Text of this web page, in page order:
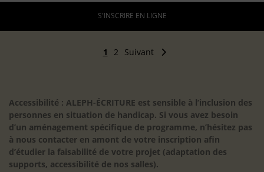
S'INSCRIRE EN LIGNE
1 2 Suivant
Accessibilité : ALEPH-ÉCRITURE est sensible à l’inclusion des
personnes en situation de handicap. Si vous avez besoin
d’un aménagement spécifique de programme, n’hésitez pas
à nous contacter en amont de votre inscription afin
d’étudier la faisabilité de votre projet (adaptation des
supports, accessibilité de nos salles).